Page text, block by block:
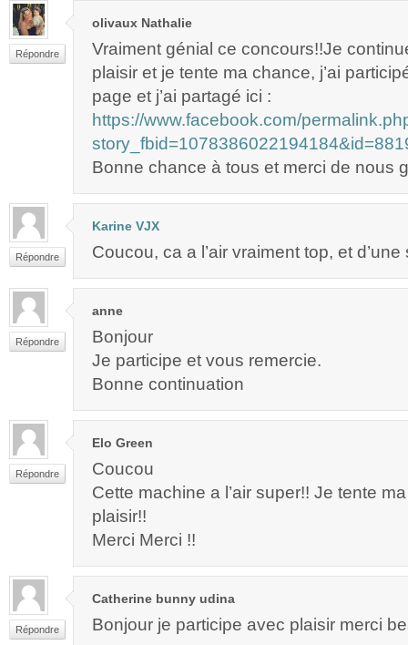
Répondre
olivaux Nathalie
Vraiment génial ce concours!!Je
plaisir et je tente ma chance, j’ai
page et j’ai partagé ici :
https://www.facebook.com/
Bonne chance à tous et merci de nous
Répondre
Karine VJX
Coucou, ca a l’air vraiment top, et d’une
Répondre
anne
Bonjour
Je participe et vous remercie.
Bonne continuation
Répondre
Elo Green
Coucou
Cette machine a l’air super!! Je tente
plaisir!!
Merci Merci !!
Répondre
Catherine bunny udina
Bonjour je participe avec plaisir merci